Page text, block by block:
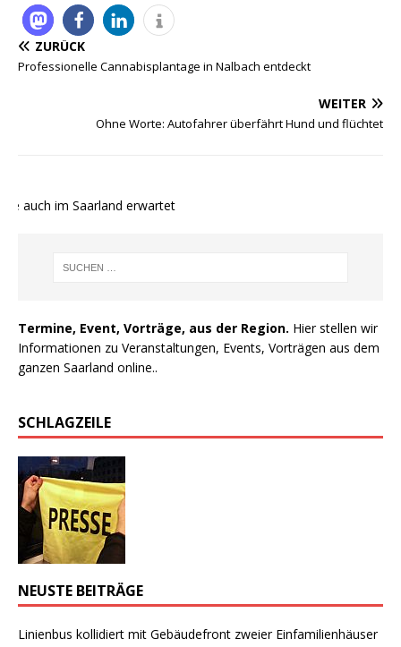
ZURÜCK
Professionelle Cannabisplantage in Nalbach entdeckt
WEITER
Ohne Worte: Autofahrer überfährt Hund und flüchtet
auch im Saarland erwartet
Termine, Event, Vorträge, aus der Region. Hier stellen wir
Informationen zu Veranstaltungen, Events, Vorträgen aus dem
ganzen Saarland online..
SCHLAGZEILE
NEUSTE BEITRÄGE
Linienbus kollidiert mit Gebäudefront zweier Einfamilienhäuser